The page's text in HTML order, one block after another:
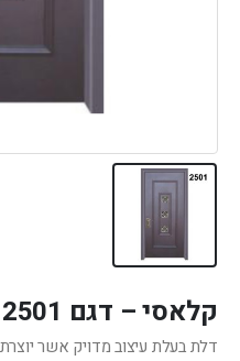
קלאסי – דגם 2501
דלת בעלת עיצוב מדויק אשר